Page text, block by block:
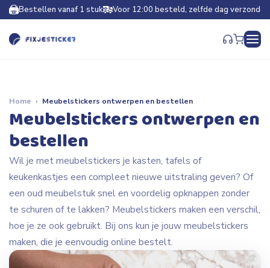
Bestellen vanaf 1 stuk Voor 12:00 besteld, zelfde dag verzonden
Home › Meubelstickers ontwerpen en bestellen
Meubelstickers ontwerpen en
bestellen
Wil je met meubelstickers je kasten, tafels of
keukenkastjes een compleet nieuwe uitstraling geven? Of
een oud meubelstuk snel en voordelig opknappen zonder
te schuren of te lakken? Meubelstickers maken een verschil,
hoe je ze ook gebruikt. Bij ons kun je jouw meubelstickers
maken, die je eenvoudig online bestelt.